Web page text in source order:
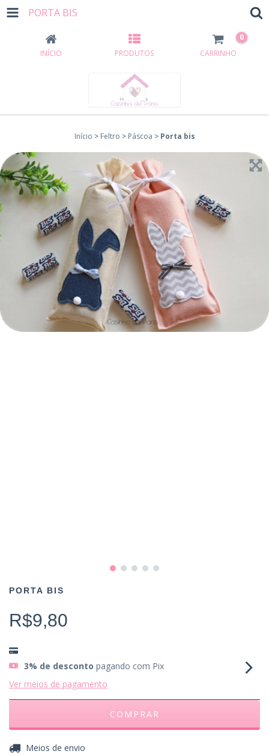
PORTA BIS
INÍCIO PRODUTOS CARRINHO
0
Início > Feltro > Páscoa > Porta bis
PORTA BIS
R$9,80
3% de desconto pagando com Pix
Ver meios de pagamento
Entregas para o CEP:
Meios de envio